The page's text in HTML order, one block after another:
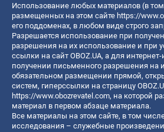
Использование любых материалов (в
размещенных на этом сайте https://
его поддоменах, в любом виде строго
Разрешается использование при
разрешения на их использование и при
ссылки на сайт OBOZ.UA, а для
получении письменного разрешения на
обязательном размещении прямой,
систем, гиперссылки на страницу
https://www.obozrevatel.com, на которой
материал в первом абзаце материала.
Все материалы на этом сайте, в том
исследования – служебные